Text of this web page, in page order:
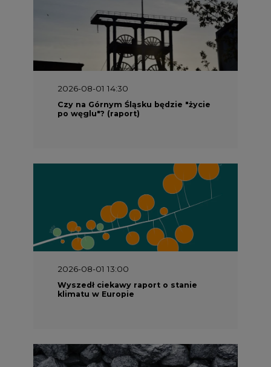
2026-08-01 14:30
Czy na Górnym Śląsku będzie "życie
po węglu"? (raport)
2026-08-01 13:00
Wyszedł ciekawy raport o stanie
klimatu w Europie